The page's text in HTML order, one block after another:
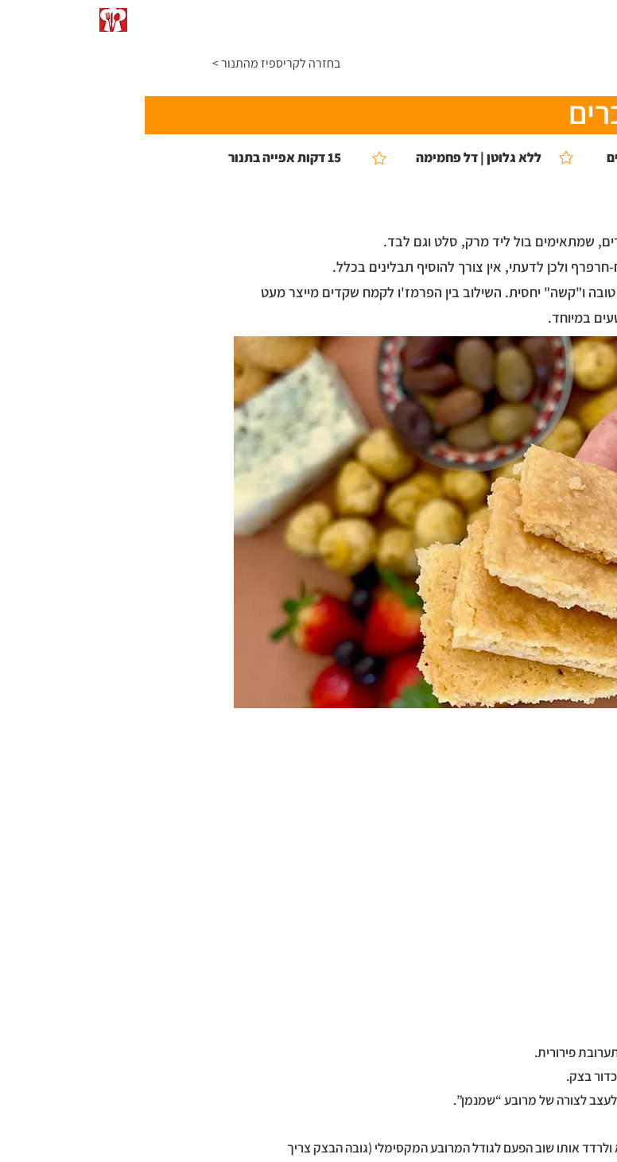
< בחזרה לקריספיז מהתנור
15 דקות אפייה בתנור ללא גלוטן | דל פחמימה
שמתאימים בול ליד מרק, סלט וגם לבד.
ולכן לדעתי, אין צורך להוסיף תבלינים בכלל.
ו"קשה" יחסית. השילוב בין הפרמז'ו לקמח שקדים מייצר מעט
במיוחד.
אותו שוב הפעם לגודל המרובע המקסימלי (גובה הבצק צריך